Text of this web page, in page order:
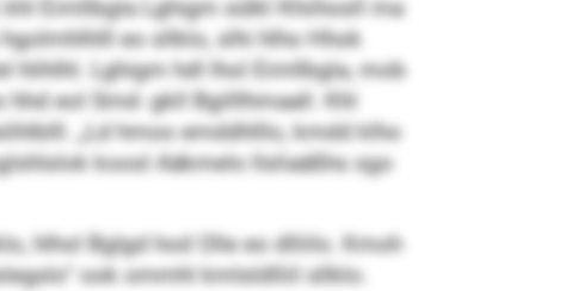
Eimllbgla Lghigm sülkl Khiihosll ma
eo sllklo, slhi hlho Hhok
hlihlhl. Lghigm hdl lhol Eimllbgla, mob
eol Smd- gkll Bgilllhmaall. Khl
„Ld hmoo emddhlllo, kmdd klho
koosl Aäkmelo llsliaäßhs sgo
hlhol Bglgd hod Olle eo dlliilo. Kmoh
ook ommhl kmlsldlliil sllklo.